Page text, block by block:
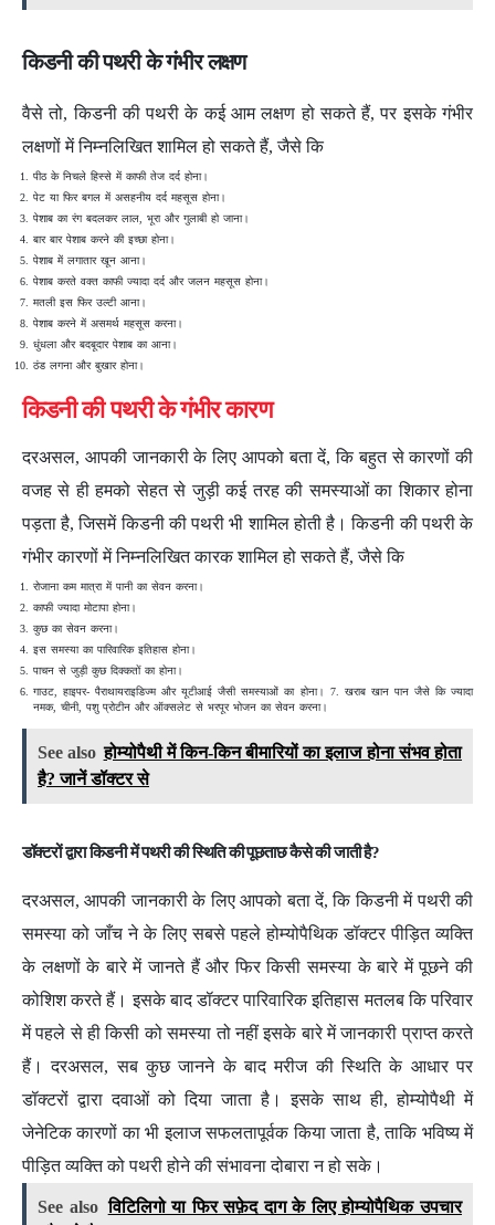
किडनी की पथरी के गंभीर लक्षण
वैसे तो, किडनी की पथरी के कई आम लक्षण हो सकते हैं, पर इसके गंभीर
लक्षणों में निम्नलिखित शामिल हो सकते हैं, जैसे कि
पीठ के निचले हिस्से में काफी तेज दर्द होना।
पेट या फिर बगल में असहनीय दर्द महसूस होना।
पेशाब का रंग बदलकर लाल, भूरा और गुलाबी हो जाना।
बार बार पेशाब करने की इच्छा होना।
पेशाब में लगातार खून आना।
पेशाब करते वक्त काफी ज्यादा दर्द और जलन महसूस होना।
मतली इस फिर उल्टी आना।
पेशाब करने में असमर्थ महसूस करना।
धुंधला और बदबूदार पेशाब का आना।
ठंड लगना और बुखार होना।
किडनी की पथरी के गंभीर कारण
दरअसल, आपकी जानकारी के लिए आपको बता दें, कि बहुत से कारणों की
वजह से ही हमको सेहत से जुड़ी कई तरह की समस्याओं का शिकार होना
पड़ता है, जिसमें किडनी की पथरी भी शामिल होती है। किडनी की पथरी के
गंभीर कारणों में निम्नलिखित कारक शामिल हो सकते हैं, जैसे कि
रोजाना कम मात्रा में पानी का सेवन करना।
काफी ज्यादा मोटापा होना।
कुछ का सेवन करना।
इस समस्या का पारिवारिक इतिहास होना।
पाचन से जुड़ी कुछ दिक्कतों का होना।
गाउट, हाइपर- पैराथायराइडिज्म और यूटीआई जैसी समस्याओं का होना। 7. खराब खान पान जैसे कि ज्यादा
नमक, चीनी, पशु प्रोटीन और ऑक्सलेट से भरपूर भोजन का सेवन करना।
See also होम्योपैथी में किन-किन बीमारियों का इलाज होना संभव होता
है? जानें डॉक्टर से
डॉक्टरों द्वारा किडनी में पथरी की स्थिति की पूछताछ कैसे की जाती है?
दरअसल, आपकी जानकारी के लिए आपको बता दें, कि किडनी में पथरी की
समस्या को जाँच ने के लिए सबसे पहले होम्योपैथिक डॉक्टर पीड़ित व्यक्ति
के लक्षणों के बारे में जानते हैं और फिर किसी समस्या के बारे में पूछने की
कोशिश करते हैं। इसके बाद डॉक्टर पारिवारिक इतिहास मतलब कि परिवार
में पहले से ही किसी को समस्या तो नहीं इसके बारे में जानकारी प्राप्त करते
हैं। दरअसल, सब कुछ जानने के बाद मरीज की स्थिति के आधार पर
डॉक्टरों द्वारा दवाओं को दिया जाता है। इसके साथ ही, होम्योपैथी में
जेनेटिक कारणों का भी इलाज सफलतापूर्वक किया जाता है, ताकि भविष्य में
पीड़ित व्यक्ति को पथरी होने की संभावना दोबारा न हो सके।
See also विटिलिगो या फिर सफ़ेद दाग के लिए होम्योपैथिक उपचार